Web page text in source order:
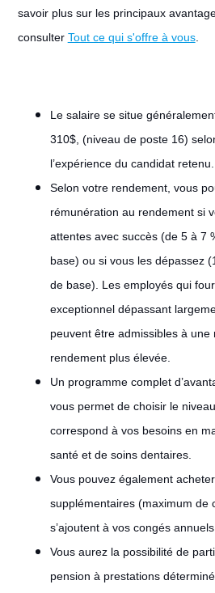
savoir plus sur les principaux
consulter Tout ce qui s'offre à vous.
Le salaire se situe
310$, (niveau de poste 16)
l’expérience du candidat retenu.
Selon votre rendement, vous
rémunération au rendement si
attentes avec succès (de 5 à 7
base) ou si vous les dépassez
de base). Les employés qui
exceptionnel dépassant
peuvent être admissibles à une
rendement plus élevée.
Un programme complet
vous permet de choisir le
correspond à vos besoins en
santé et de soins dentaires.
Vous pouvez également
supplémentaires (maximum de
s’ajoutent à vos congés
Vous aurez la possibilité de
pension à prestations